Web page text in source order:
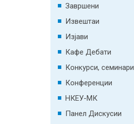
Завршени
Извештаи
Изјави
Кафе Дебати
Конкурси, семинари
Конференции
НКЕУ-МК
Панел Дискусии